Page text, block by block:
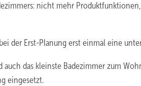
nicht mehr
der Erst-Planung erst einmal eine
das kleinste Badezimmer zum
eingesetzt.